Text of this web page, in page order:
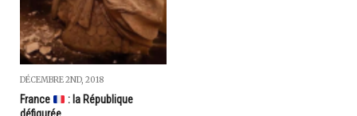
DÉCEMBRE 2ND, 2018
France
: la République